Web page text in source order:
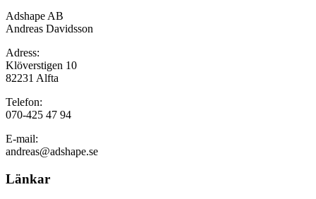
Adshape AB
Andreas Davidsson
Adress:
Klöverstigen 10
82231 Alfta
Telefon:
070-425 47 94
E-mail:
andreas@adshape.se
Länkar